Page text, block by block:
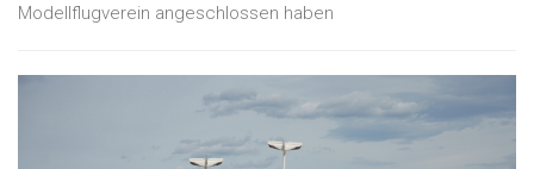
Modellflugverein angeschlossen haben